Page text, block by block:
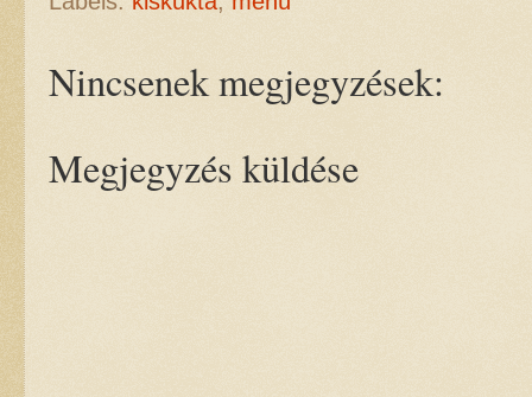
Nincsenek megjegyzések:
Megjegyzés küldése